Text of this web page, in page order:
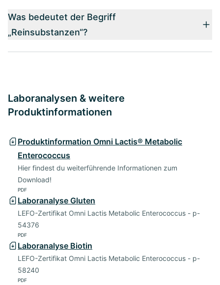
Was bedeutet der Begriff
„Reinsubstanzen“?
Laboranalysen & weitere
Produktinformationen
Produktinformation Omni Lactis® Metabolic
Enterococcus
Hier findest du weiterführende Informationen zum
Download!
PDF
Laboranalyse Gluten
LEFO-Zertifikat Omni Lactis Metabolic Enterococcus - p-
54376
PDF
Laboranalyse Biotin
LEFO-Zertifikat Omni Lactis Metabolic Enterococcus - p-
58240
PDF